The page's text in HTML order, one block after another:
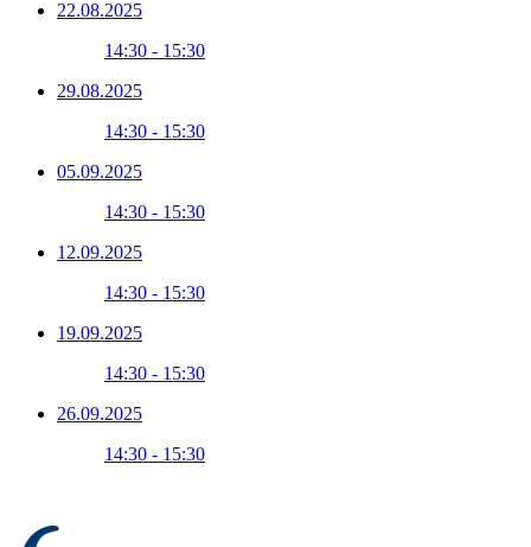
22.08.2025
14:30 - 15:30
29.08.2025
14:30 - 15:30
05.09.2025
14:30 - 15:30
12.09.2025
14:30 - 15:30
19.09.2025
14:30 - 15:30
26.09.2025
14:30 - 15:30